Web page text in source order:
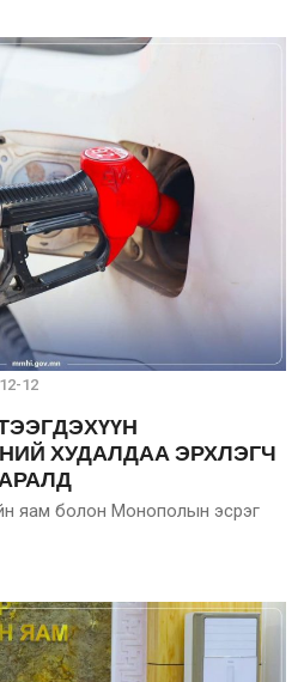
12
ХУДАЛДАА ЭРХЛЭГЧ
яам болон Монополын эсрэг